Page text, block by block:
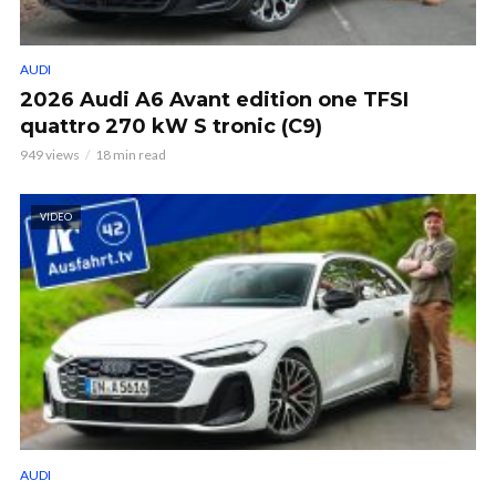
AUDI
2026 Audi A6 Avant edition one TFSI
quattro 270 kW S tronic (C9)
949 views 18 min read
VIDEO
AUDI